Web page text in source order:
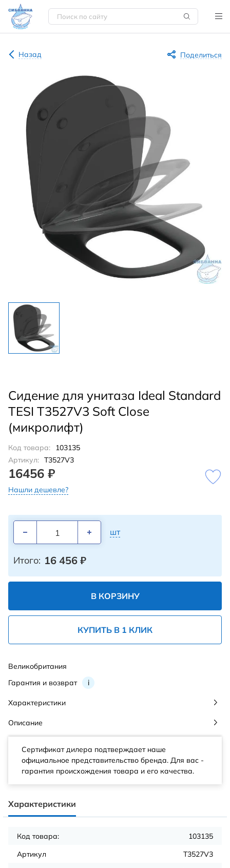
Назад Поделиться
Сидение для унитаза Ideal Standard
TESI T3527V3 Soft Close
(микролифт)
Код товара:
103135
Артикул: T3527V3
16456 ₽
Нашли дешевле?
шт
Итого: 16 456 ₽
В КОРЗИНУ
КУПИТЬ В 1 КЛИК
Гарантия и возврат i
Великобритания
Характеристики
Описание
Сертификат дилера подтверждает наше
официальное представительство бренда. Для вас -
гарантия происхождения товара и его качества.
Характеристики
Код товара:
103135
Артикул
T3527V3